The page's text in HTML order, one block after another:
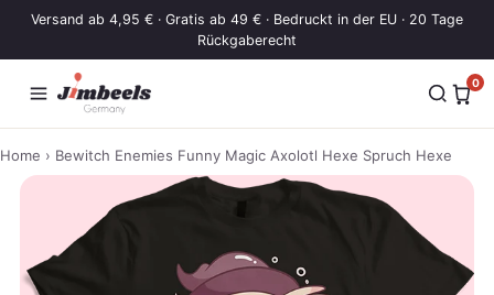
Zum Inhalt springen
Versand ab 4,95 € · Gratis ab 49 € · Bedruckt in der EU · 20 Tage
Rückgaberecht
0
Home › Bewitch Enemies Funny Magic Axolotl Hexe Spruch Hexe